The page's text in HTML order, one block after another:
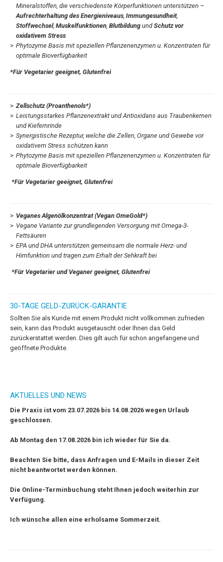
Mineralstoffen, die verschiedenste Körperfunktionen unterstützen –
Aufrechterhaltung des Energieniveaus, Immungesundheit,
Stoffwechsel, Muskelfunktionen, Blutbildung undSchutz vor
oxidativem Stress
Phytozyme Basis mit speziellen Pflanzenenzymen u. Konzentraten für
optimale Bioverfügbarkeit
*Für Vegetarier geeignet, Glutenfrei
Zellschutz (Proanthenols*)
Leistungsstarkes Pflanzenextrakt und Antioxidans aus Traubenkernen
und Kiefernrinde
Synergistische Rezeptur, welche die Zellen, Organe und Gewebe vor
oxidativem Stress schützen kann
Phytozyme Basis mit speziellen Pflanzenenzymen u. Konzentraten für
optimale Bioverfügbarkeit
*Für Vegetarier geeignet, Glutenfrei
Veganes Algenölkonzentrat (Vegan OmeGold*)
Vegane Variante zur grundlegenden Versorgung mit Omega-3-
Fettsäuren
EPA und DHA unterstützen gemeinsam die normale Herz- und
Hirnfunktion und tragen zum Erhalt der Sehkraft bei
*Für Vegetarier und Veganer geeignet, Glutenfrei
30-TAGE GELD-ZURÜCK-GARANTIE
Sollten Sie als Kunde mit einem Produkt nicht vollkommen zufrieden
sein, kann das Produkt ausgetauscht oder Ihnen das Geld
zurückerstattet werden. Dies gilt auch für schon angefangene und
geöffnete Produkte.
AKTUELLES UND NEWS
Die Praxis ist vom 23.07.2026 bis 14.08.2026 wegen Urlaub
geschlossen.
Ab Montag den 17.08.2026 bin ich wieder für Sie da.
Beachten Sie bitte, dass Anfragen und E-Mails in dieser Zeit
nicht beantwortet werden können.
Die Online-Terminbuchung steht Ihnen jedoch weiterhin zur
Verfügung.
Ich wünsche allen eine erholsame Sommerzeit.